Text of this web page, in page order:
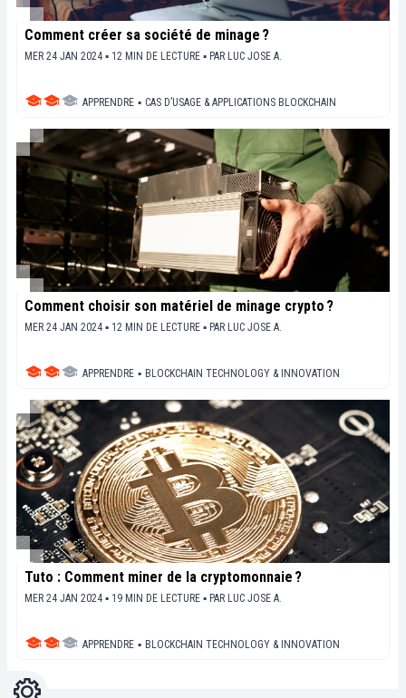
Comment créer sa société de minage ?
MER 24 JAN 2024 ▪ 12 MIN DE LECTURE ▪ PAR LUC JOSE A.
APPRENDRE ▪ CAS D’USAGE & APPLICATIONS BLOCKCHAIN
Comment choisir son matériel de minage crypto ?
MER 24 JAN 2024 ▪ 12 MIN DE LECTURE ▪ PAR LUC JOSE A.
APPRENDRE ▪ BLOCKCHAIN TECHNOLOGY & INNOVATION
Tuto : Comment miner de la cryptomonnaie ?
MER 24 JAN 2024 ▪ 19 MIN DE LECTURE ▪ PAR LUC JOSE A.
APPRENDRE ▪ BLOCKCHAIN TECHNOLOGY & INNOVATION
Réglages